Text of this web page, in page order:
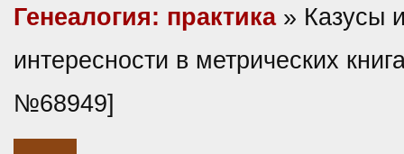
Генеалогия: практика» Казусы
интересности в метрических
№68949]